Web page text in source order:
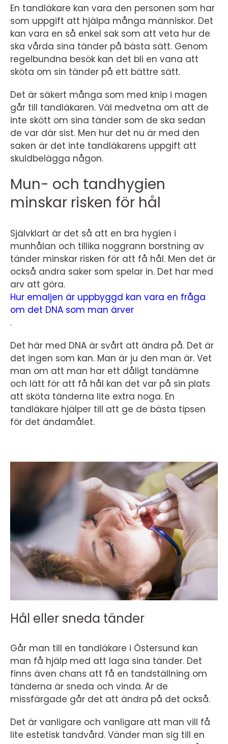
En tandläkare kan vara den personen som har
som uppgift att hjälpa många människor. Det
kan vara en så enkel sak som att veta hur de
ska vårda sina tänder på bästa sätt. Genom
regelbundna besök kan det bli en vana att
sköta om sin tänder på ett bättre sätt.
Det är säkert många som med knip i magen
går till tandläkaren. Väl medvetna om att de
inte skött om sina tänder som de ska sedan
de var där sist. Men hur det nu är med den
saken är det inte tandläkarens uppgift att
skuldbelägga någon.
Mun- och tandhygien
minskar risken för hål
Självklart är det så att en bra hygien i
munhålan och tillika noggrann borstning av
tänder minskar risken för att få hål. Men det är
också andra saker som spelar in. Det har med
arv att göra.
Hur emaljen är uppbyggd kan vara en fråga
om det DNA som man ärver
.
Det här med DNA är svårt att ändra på. Det är
det ingen som kan. Man är ju den man är. Vet
man om att man har ett dåligt tandämne
och lätt för att få hål kan det var på sin plats
att sköta tänderna lite extra noga. En
tandläkare hjälper till att ge de bästa tipsen
för det ändamålet.
Hål eller sneda tänder
Går man till en tandläkare i Östersund kan
man få hjälp med att laga sina tänder. Det
finns även chans att få en tandställning om
tänderna är sneda och vinda. Är de
missfärgade går det att ändra på det också.
Det är vanligare och vanligare att man vill få
lite estetisk tandvård. Vänder man sig till en